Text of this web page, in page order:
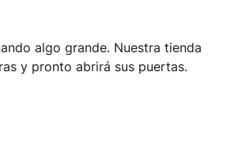
algo grande. Nuestra tienda
y pronto abrirá sus puertas.